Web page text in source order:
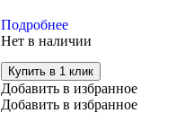
Подробнее
Нет в наличии
Купить в 1 клик
Добавить в избранное
Добавить в избранное